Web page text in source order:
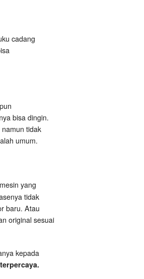
cadang
bisa dingin.
tidak
umum.
yang
tidak
baru. Atau
original sesuai
kepada